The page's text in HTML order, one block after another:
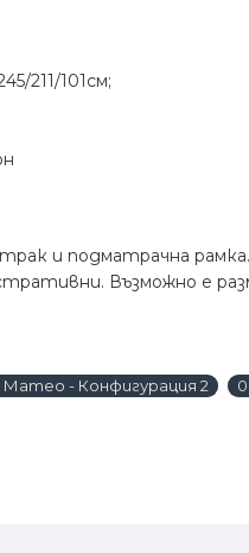
211/101см;
и подматрачна рамка.
Възможно е
- Конфигурация 2